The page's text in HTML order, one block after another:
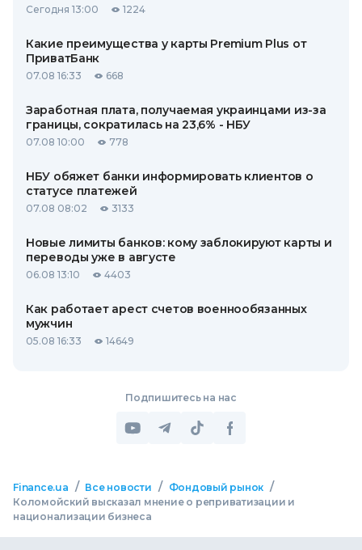
Сегодня 13:00 1224
Какие преимущества у карты Premium Plus от
ПриватБанк
07.08 16:33 668
Заработная плата, получаемая украинцами из-за
границы, сократилась на 23,6% - НБУ
07.08 10:00 778
НБУ обяжет банки информировать клиентов о
статусе платежей
07.08 08:02 3133
Новые лимиты банков: кому заблокируют карты и
переводы уже в августе
06.08 13:10 4403
Как работает арест счетов военнообязанных
мужчин
05.08 16:33 14649
Подпишитесь на нас
Finance.ua / Все новости / Фондовый рынок /
Коломойский высказал мнение о реприватизации и
национализации бизнеса